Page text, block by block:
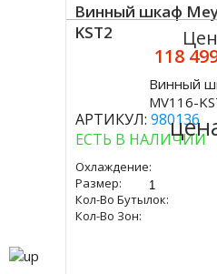
Винный шкаф
KST2
АРТИКУЛ: 980136
ЕСТЬ В НАЛИЧИИ
Охлаждение:
Размер:
Кол-Во Бутылок:
Кол-Во Зон:
118
Винный
MV116-